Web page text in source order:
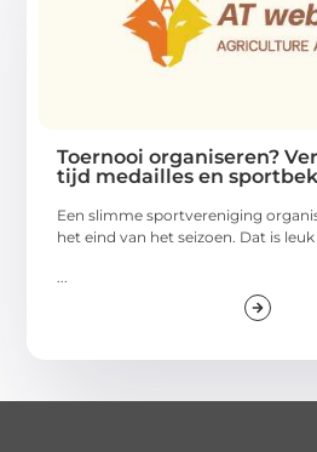
Toernooi organiseren?
tijd medailles en
Een slimme sportvereniging
het eind van het seizoen. Dat is leuk